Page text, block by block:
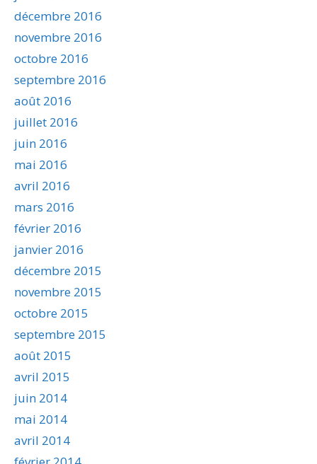
décembre 2016
novembre 2016
octobre 2016
septembre 2016
août 2016
juillet 2016
juin 2016
mai 2016
avril 2016
mars 2016
février 2016
janvier 2016
décembre 2015
novembre 2015
octobre 2015
septembre 2015
août 2015
avril 2015
juin 2014
mai 2014
avril 2014